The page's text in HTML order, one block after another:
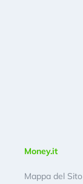
Money.it
Mappa del Sito